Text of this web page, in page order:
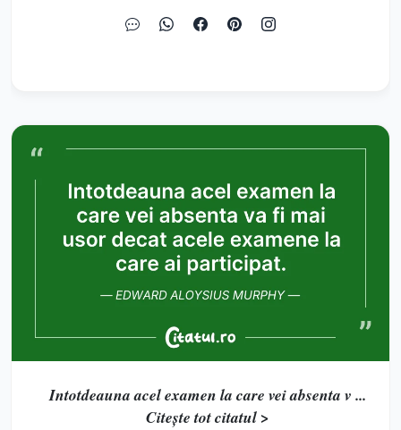
Intotdeauna acel examen la care vei absenta v ...
Citește tot citatul >